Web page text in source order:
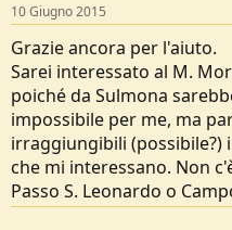
10 Giugno 2015
Grazie ancora per l'aiuto.
Sarei interessato al M.
poiché da Sulmona
impossibile per me, ma
irraggiungibili (possibile?)
che mi interessano. Non
Passo S. Leonardo o